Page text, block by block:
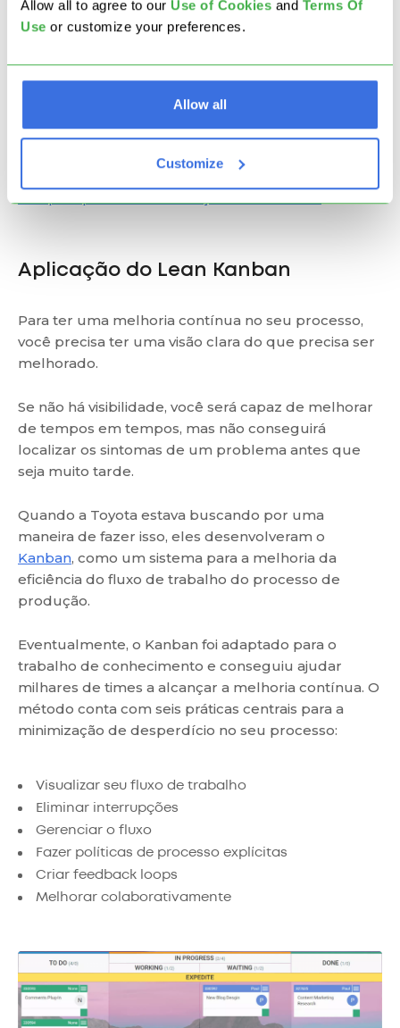
Allow all to agree to our Use of Cookies and Terms Of
Use or customize your preferences.
Allow all
Customize
teste diferentes soluções.
sendo mais complexos do que você pensa e o RCA
efeito negativo ocorra novamente.
Se você não sabe como realizar uma análise de
Aplicação do Lean Kanban
Para ter uma melhoria contínua no seu processo,
você precisa ter uma visão clara do que precisa ser
melhorado.
Se não há visibilidade, você será capaz de melhorar
de tempos em tempos, mas não conseguirá
localizar os sintomas de um problema antes que
seja muito tarde.
Quando a Toyota estava buscando por uma
maneira de fazer isso, eles desenvolveram o
Kanban, como um sistema para a melhoria da
eficiência do fluxo de trabalho do processo de
produção.
Eventualmente, o Kanban foi adaptado para o
trabalho de conhecimento e conseguiu ajudar
milhares de times a alcançar a melhoria contínua. O
método conta com seis práticas centrais para a
minimização de desperdício no seu processo:
Visualizar seu fluxo de trabalho
Eliminar interrupções
Gerenciar o fluxo
Fazer políticas de processo explícitas
Criar feedback loops
Melhorar colaborativamente